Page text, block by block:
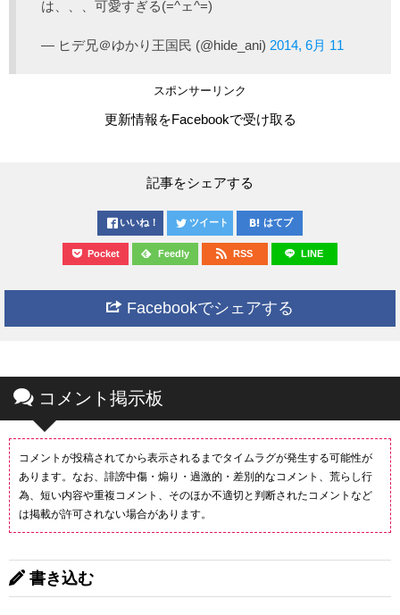
は、、、可愛すぎる(=^ェ^=)
— ヒデ兄＠ゆかり王国民 (@hide_ani) 2014, 6月 11
スポンサーリンク
更新情報をFacebookで受け取る
記事をシェアする
いいね！ ツイート はてブ
Pocket Feedly RSS LINE
Facebookでシェアする
コメント掲示板
コメントが投稿されてから表示されるまでタイムラグが発生する可能性が
あります。なお、誹謗中傷・煽り・過激的・差別的なコメント、荒らし行
為、短い内容や重複コメント、そのほか不適切と判断されたコメントなど
は掲載が許可されない場合があります。
書き込む